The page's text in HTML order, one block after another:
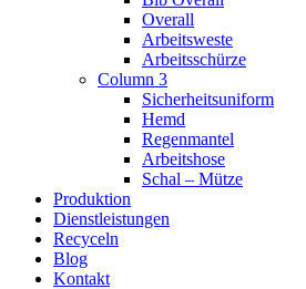
Overall
Arbeitsweste
Arbeitsschürze
Column 3
Sicherheitsuniform
Hemd
Regenmantel
Arbeitshose
Schal – Mütze
Produktion
Dienstleistungen
Recyceln
Blog
Kontakt